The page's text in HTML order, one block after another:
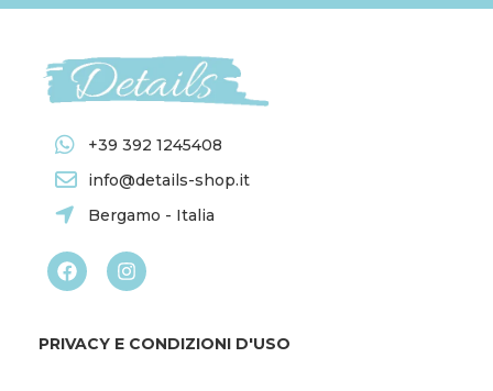
+39 392 1245408
info@details-shop.it
Bergamo - Italia
PRIVACY E CONDIZIONI D'USO